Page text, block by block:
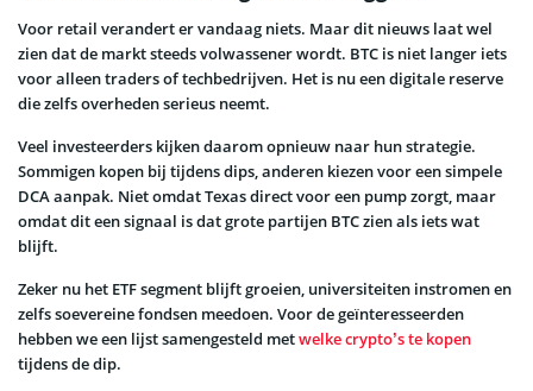
Voor retail verandert er vandaag niets. Maar dit nieuws laat wel
zien dat de markt steeds volwassener wordt. BTC is niet langer iets
voor alleen traders of techbedrijven. Het is nu een digitale reserve
die zelfs overheden serieus neemt.
Veel investeerders kijken daarom opnieuw naar hun strategie.
Sommigen kopen bij tijdens dips, anderen kiezen voor een simpele
DCA aanpak. Niet omdat Texas direct voor een pump zorgt, maar
omdat dit een signaal is dat grote partijen BTC zien als iets wat
blijft.
Zeker nu het ETF segment blijft groeien, universiteiten instromen en
zelfs soevereine fondsen meedoen. Voor de geïnteresseerden
hebben we een lijst samengesteld metwelke crypto’s te kopen
tijdens de dip.